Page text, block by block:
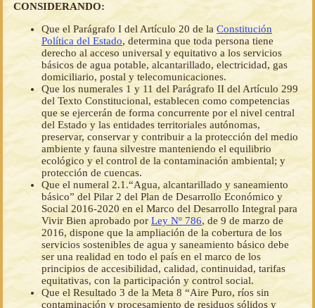
CONSIDERANDO:
Que el Parágrafo I del Artículo 20 de la Constitución
Política del Estado, determina que toda persona tiene
derecho al acceso universal y equitativo a los servicios
básicos de agua potable, alcantarillado, electricidad, gas
domiciliario, postal y telecomunicaciones.
Que los numerales 1 y 11 del Parágrafo II del Artículo 299
del Texto Constitucional, establecen como competencias
que se ejercerán de forma concurrente por el nivel central
del Estado y las entidades territoriales autónomas,
preservar, conservar y contribuir a la protección del medio
ambiente y fauna silvestre manteniendo el equilibrio
ecológico y el control de la contaminación ambiental; y
protección de cuencas.
Que el numeral 2.1.“Agua, alcantarillado y saneamiento
básico” del Pilar 2 del Plan de Desarrollo Económico y
Social 2016-2020 en el Marco del Desarrollo Integral para
Vivir Bien aprobado por Ley Nº 786, de 9 de marzo de
2016, dispone que la ampliación de la cobertura de los
servicios sostenibles de agua y saneamiento básico debe
ser una realidad en todo el país en el marco de los
principios de accesibilidad, calidad, continuidad, tarifas
equitativas, con la participación y control social.
Que el Resultado 3 de la Meta 8 “Aire Puro, ríos sin
contaminación y procesamiento de residuos sólidos y